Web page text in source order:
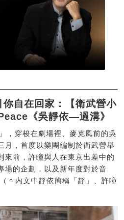
自在回家：【衛武營小
《吳靜依—過溝》
，穿梭在劇場裡、麥克風前的吳
月，首度以樂團編制於衛武營舉
來前，許瞳與人在東京出差中的
場的企劃，以及新年度對於音
＊內文中靜依簡稱「靜」、許瞳